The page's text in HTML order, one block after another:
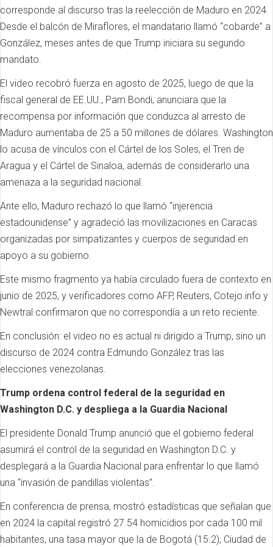
corresponde al discurso tras la reelección de Maduro en 2024.
Desde el balcón de Miraflores, el mandatario llamó “cobarde” a
González, meses antes de que Trump iniciara su segundo
mandato.
El video recobró fuerza en agosto de 2025, luego de que la
fiscal general de EE.UU., Pam Bondi, anunciara que la
recompensa por información que conduzca al arresto de
Maduro aumentaba de 25 a 50 millones de dólares. Washington
lo acusa de vínculos con el Cártel de los Soles, el Tren de
Aragua y el Cártel de Sinaloa, además de considerarlo una
amenaza a la seguridad nacional.
Ante ello, Maduro rechazó lo que llamó “injerencia
estadounidense” y agradeció las movilizaciones en Caracas
organizadas por simpatizantes y cuerpos de seguridad en
apoyo a su gobierno.
Este mismo fragmento ya había circulado fuera de contexto en
junio de 2025, y verificadores como AFP, Reuters, Cotejo.info y
Newtral confirmaron que no correspondía a un reto reciente.
En conclusión: el video no es actual ni dirigido a Trump, sino un
discurso de 2024 contra Edmundo González tras las
elecciones venezolanas.
Trump ordena control federal de la seguridad en
Washington D.C. y despliega a la Guardia Nacional
El presidente Donald Trump anunció que el gobierno federal
asumirá el control de la seguridad en Washington D.C. y
desplegará a la Guardia Nacional para enfrentar lo que llamó
una “invasión de pandillas violentas”.
En conferencia de prensa, mostró estadísticas que señalan que
en 2024 la capital registró 27.54 homicidios por cada 100 mil
habitantes, una tasa mayor que la de Bogotá (15.2), Ciudad de